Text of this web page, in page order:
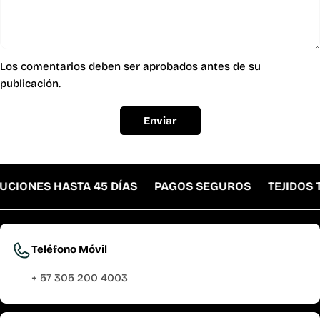
Los comentarios deben ser aprobados antes de su
publicación.
Enviar
HASTA 45 DÍAS PAGOS SEGUROS TEJIDOS
Teléfono Móvil
+ 57 305 200 4003